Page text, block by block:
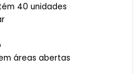
40 unidades
áreas abertas